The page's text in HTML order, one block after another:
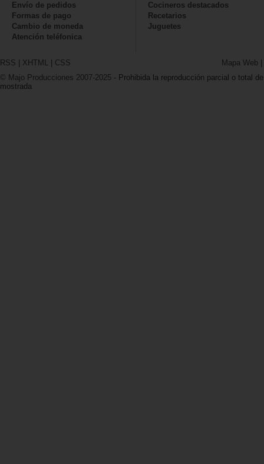
Envío de pedidos
Formas de pago
Cambio de moneda
Atención teléfonica
Cocineros destacados
Recetarios
Juguetes
RSS XHTML CSS Mapa Web
© Majo Producciones 2007-2025 - Prohibida la reproducción parcial o total
mostrada